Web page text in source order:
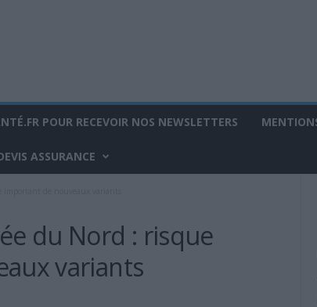
POUR RECEVOIR NOS NEWSLETTERS
ASSURANCE
du Nord : risque
variants